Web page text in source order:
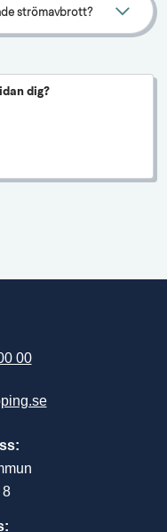
strömavbrott?
dig?
00
8